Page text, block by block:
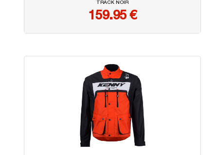
TRACK NOIR
159.95€